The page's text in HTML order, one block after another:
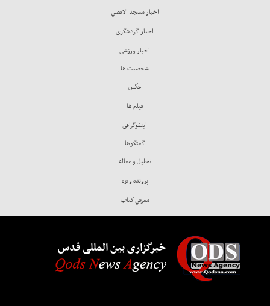
اخبار مسجد الاقصي
اخبار گردشگري
اخبار ورزشي
شخصيت ها
عكس
فيلم ها
اينفوگرافي
گفتگوها
تحليل و مقاله
پرونده ويژه
معرفي كتاب
خبرگزاری بین المللی قدس